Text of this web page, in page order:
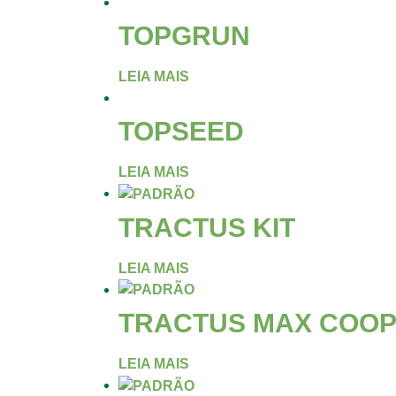
TOPGRUN
LEIA MAIS
TOPSEED
LEIA MAIS
TRACTUS KIT
LEIA MAIS
TRACTUS MAX
LEIA MAIS